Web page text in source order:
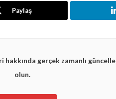
Paylaş
gerçek zamanlı
olun.